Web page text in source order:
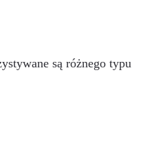
są różnego typu